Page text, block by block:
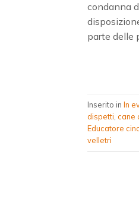
condanna
parte delle
Inserito in In
dispetti cane
Educatore
velletri